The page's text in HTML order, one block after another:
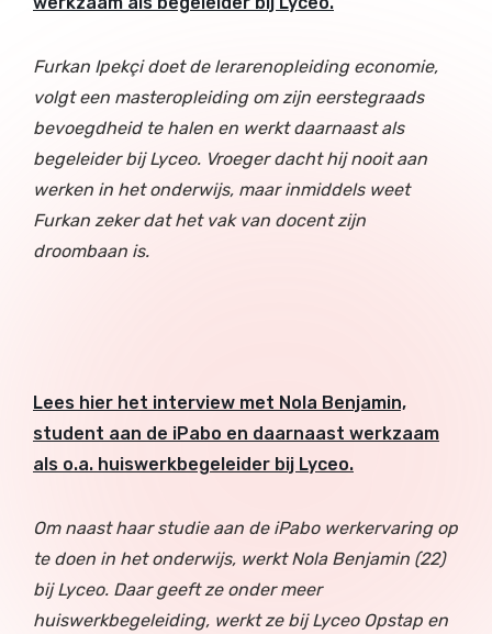
Furkan Ipekçi doet de lerarenopleiding economie,
volgt een masteropleiding om zijn eerstegraads
bevoegdheid te halen en werkt daarnaast als
begeleider bij Lyceo. Vroeger dacht hij nooit aan
werken in het onderwijs, maar inmiddels weet
Furkan zeker dat het vak van docent zijn
droombaan is.
Lees hier het interview met Nola Benjamin,
student aan de iPabo en daarnaast werkzaam
als o.a. huiswerkbegeleider bij Lyceo.
Om naast haar studie aan de iPabo werkervaring op
te doen in het onderwijs, werkt Nola Benjamin (22)
bij Lyceo. Daar geeft ze onder meer
huiswerkbegeleiding, werkt ze bij Lyceo Opstap en